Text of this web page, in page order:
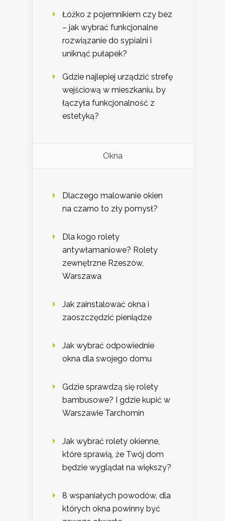
Łóżko z pojemnikiem czy bez
– jak wybrać funkcjonalne
rozwiązanie do sypialni i
uniknąć pułapek?
Gdzie najlepiej urządzić strefę
wejściową w mieszkaniu, by
łączyła funkcjonalność z
estetyką?
Okna
Dlaczego malowanie okien
na czarno to zły pomysł?
Dla kogo rolety
antywłamaniowe? Rolety
zewnętrzne Rzeszów,
Warszawa
Jak zainstalować okna i
zaoszczędzić pieniądze
Jak wybrać odpowiednie
okna dla swojego domu
Gdzie sprawdzą się rolety
bambusowe? I gdzie kupić w
Warszawie Tarchomin
Jak wybrać rolety okienne,
które sprawią, że Twój dom
będzie wyglądał na większy?
8 wspaniałych powodów, dla
których okna powinny być